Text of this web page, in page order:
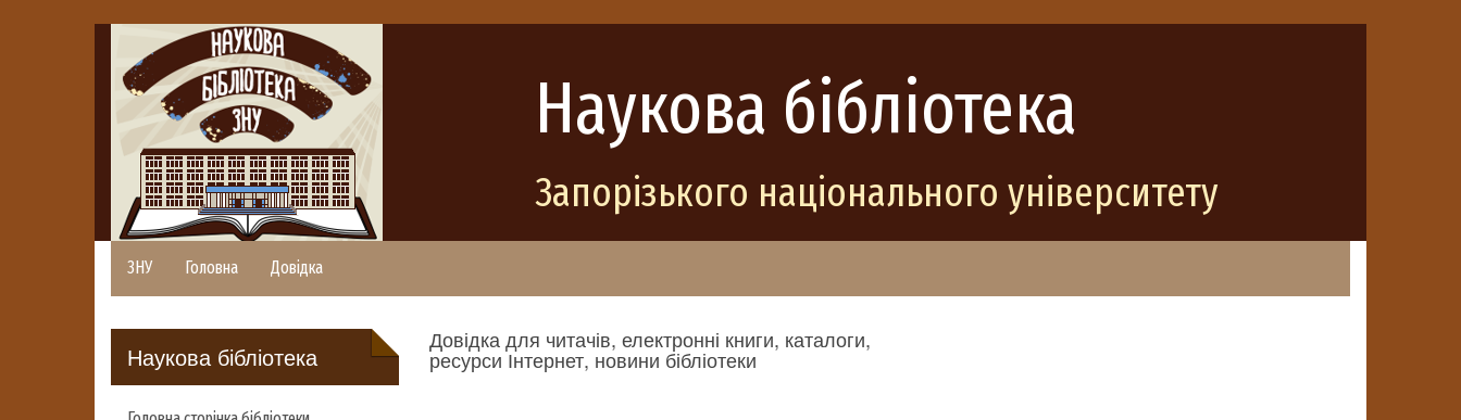
Наукова бібліотека
Запорізького національного університету
ЗНУ Головна Довідка
Наукова бібліотека
Довідка для читачів, електронні книги, каталоги,
ресурси Інтернет, новини бібліотеки